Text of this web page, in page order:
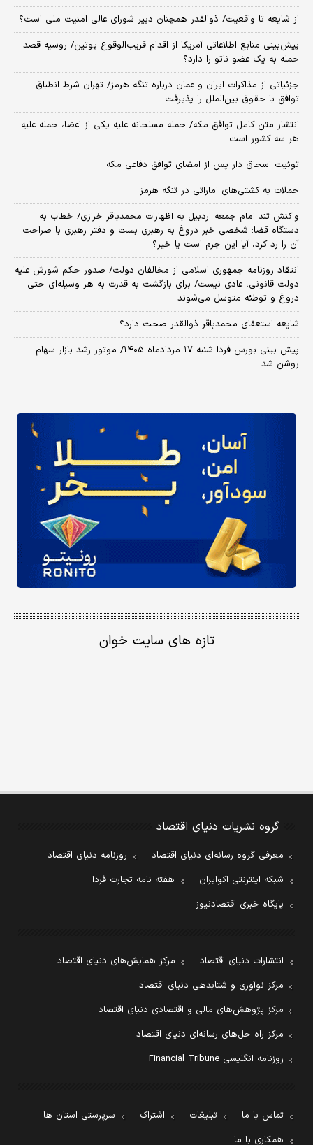
از شایعه تا واقعیت/ ذوالقدر همچنان دبیر شورای ‌عالی امنیت ملی است؟
پیش‌بینی منابع اطلاعاتی آمریکا از اقدام قریب‌الوقوع پوتین/ روسیه قصد
حمله به یک عضو ناتو را دارد؟
جزئیاتی از مذاکرات ایران و عمان درباره تنگه هرمز/ تهران شرط انطباق
توافق با حقوق بین‌الملل را پذیرفت
انتشار متن کامل توافق مکه/ حمله مسلحانه علیه یکی از اعضا، حمله علیه
هر سه کشور است
توئیت اسحاق دار پس از امضای توافق دفاعی مکه
حملات به کشتی‌های اماراتی در تنگه هرمز
واکنش تند امام جمعه اردبیل به اظهارات محمدباقر خرازی/ خطاب به
دستگاه قضا: شخصی خبر دروغ به رهبری بست و دفتر رهبری با صراحت
آن را رد کرد، آیا این جرم است یا خیر؟
انتقاد روزنامه جمهوری اسلامی از مخالفان دولت/ صدور حکم شورش علیه
دولت قانونی، عادی نیست/ برای بازگشت به قدرت به هر وسیله‌ای حتی
دروغ و توطئه متوسل می‌شوند
شایعه استعفای محمدباقر ذوالقدر صحت دارد؟
پیش بینی بورس فردا شنبه ۱۷ مردادماه ۱۴۰۵/ موتور رشد بازار سهام
روشن شد
تازه های سایت خوان
گروه نشریات دنیای اقتصاد
معرفی گروه رسانه‌ای دنیای اقتصاد
روزنامه دنیای اقتصاد
شبکه اینترنتی اکوایران
هفته نامه تجارت فردا
پایگاه خبری اقتصادنیوز
انتشارات دنیای اقتصاد
مرکز همایش‌های دنیای اقتصاد
مرکز نوآوری و شتابدهی دنیای اقتصاد
مرکز پژوهش‌های مالی و اقتصادی دنیای اقتصاد
مرکز راه حل‌های رسانه‌ای دنیای اقتصاد
روزنامه انگلیسی Financial Tribune
تماس با ما تبلیغات اشتراک
سرپرستی استان ها
همکاری با ما